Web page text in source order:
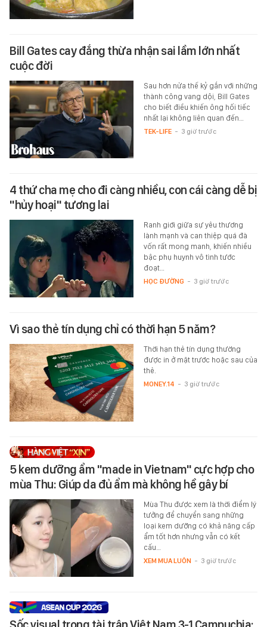
Bill Gates cay đắng thừa nhận sai lầm lớn nhất
cuộc đời
Sau hơn nửa thế kỷ gắn với những
thành công vang dội, Bill Gates
cho biết điều khiến ông hối tiếc
nhất lại không liên quan đến…
TEK-LIFE - 3 giờ trước
4 thứ cha mẹ cho đi càng nhiều, con cái càng dễ bị
"hủy hoại" tương lai
Ranh giới giữa sự yêu thương
lành mạnh và can thiệp quá đà
vốn rất mong manh, khiến nhiều
bậc phụ huynh vô tình tước
đoạt…
HỌC ĐƯỜNG - 3 giờ trước
Vì sao thẻ tín dụng chỉ có thời hạn 5 năm?
Thời hạn thẻ tín dụng thường
được in ở mặt trước hoặc sau của
thẻ.
MONEY.14 - 3 giờ trước
5 kem dưỡng ẩm "made in Vietnam" cực hợp cho
mùa Thu: Giúp da đủ ẩm mà không hề gây bí
Mùa Thu được xem là thời điểm lý
tưởng để chuyển sang những
loại kem dưỡng có khả năng cấp
ẩm tốt hơn nhưng vẫn có kết
cấu…
XEM MUA LUÔN - 3 giờ trước